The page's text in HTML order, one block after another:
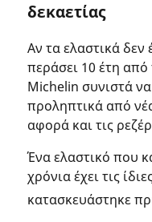
δεκαετίας
Αν τα ελαστικά δεν
περάσει 10 έτη
Michelin συνιστά
προληπτικά από
αφορά και τις
Ένα ελαστικό που
χρόνια έχει τις
κατασκευάστηκε